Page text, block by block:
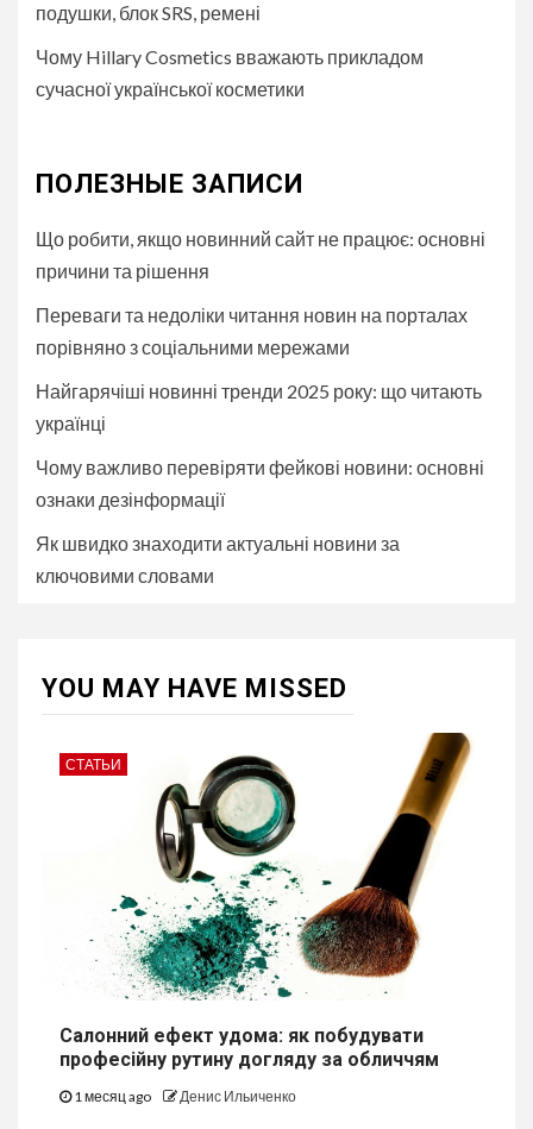
подушки, блок SRS, ремені
Чому Hillary Cosmetics вважають прикладом
сучасної української косметики
ПОЛЕЗНЫЕ ЗАПИСИ
Що робити, якщо новинний сайт не працює: основні
причини та рішення
Переваги та недоліки читання новин на порталах
порівняно з соціальними мережами
Найгарячіші новинні тренди 2025 року: що читають
українці
Чому важливо перевіряти фейкові новини: основні
ознаки дезінформації
Як швидко знаходити актуальні новини за
ключовими словами
YOU MAY HAVE MISSED
СТАТЬИ
Салонний ефект удома: як побудувати
професійну рутину догляду за обличчям
1 месяц ago Денис Ильиченко